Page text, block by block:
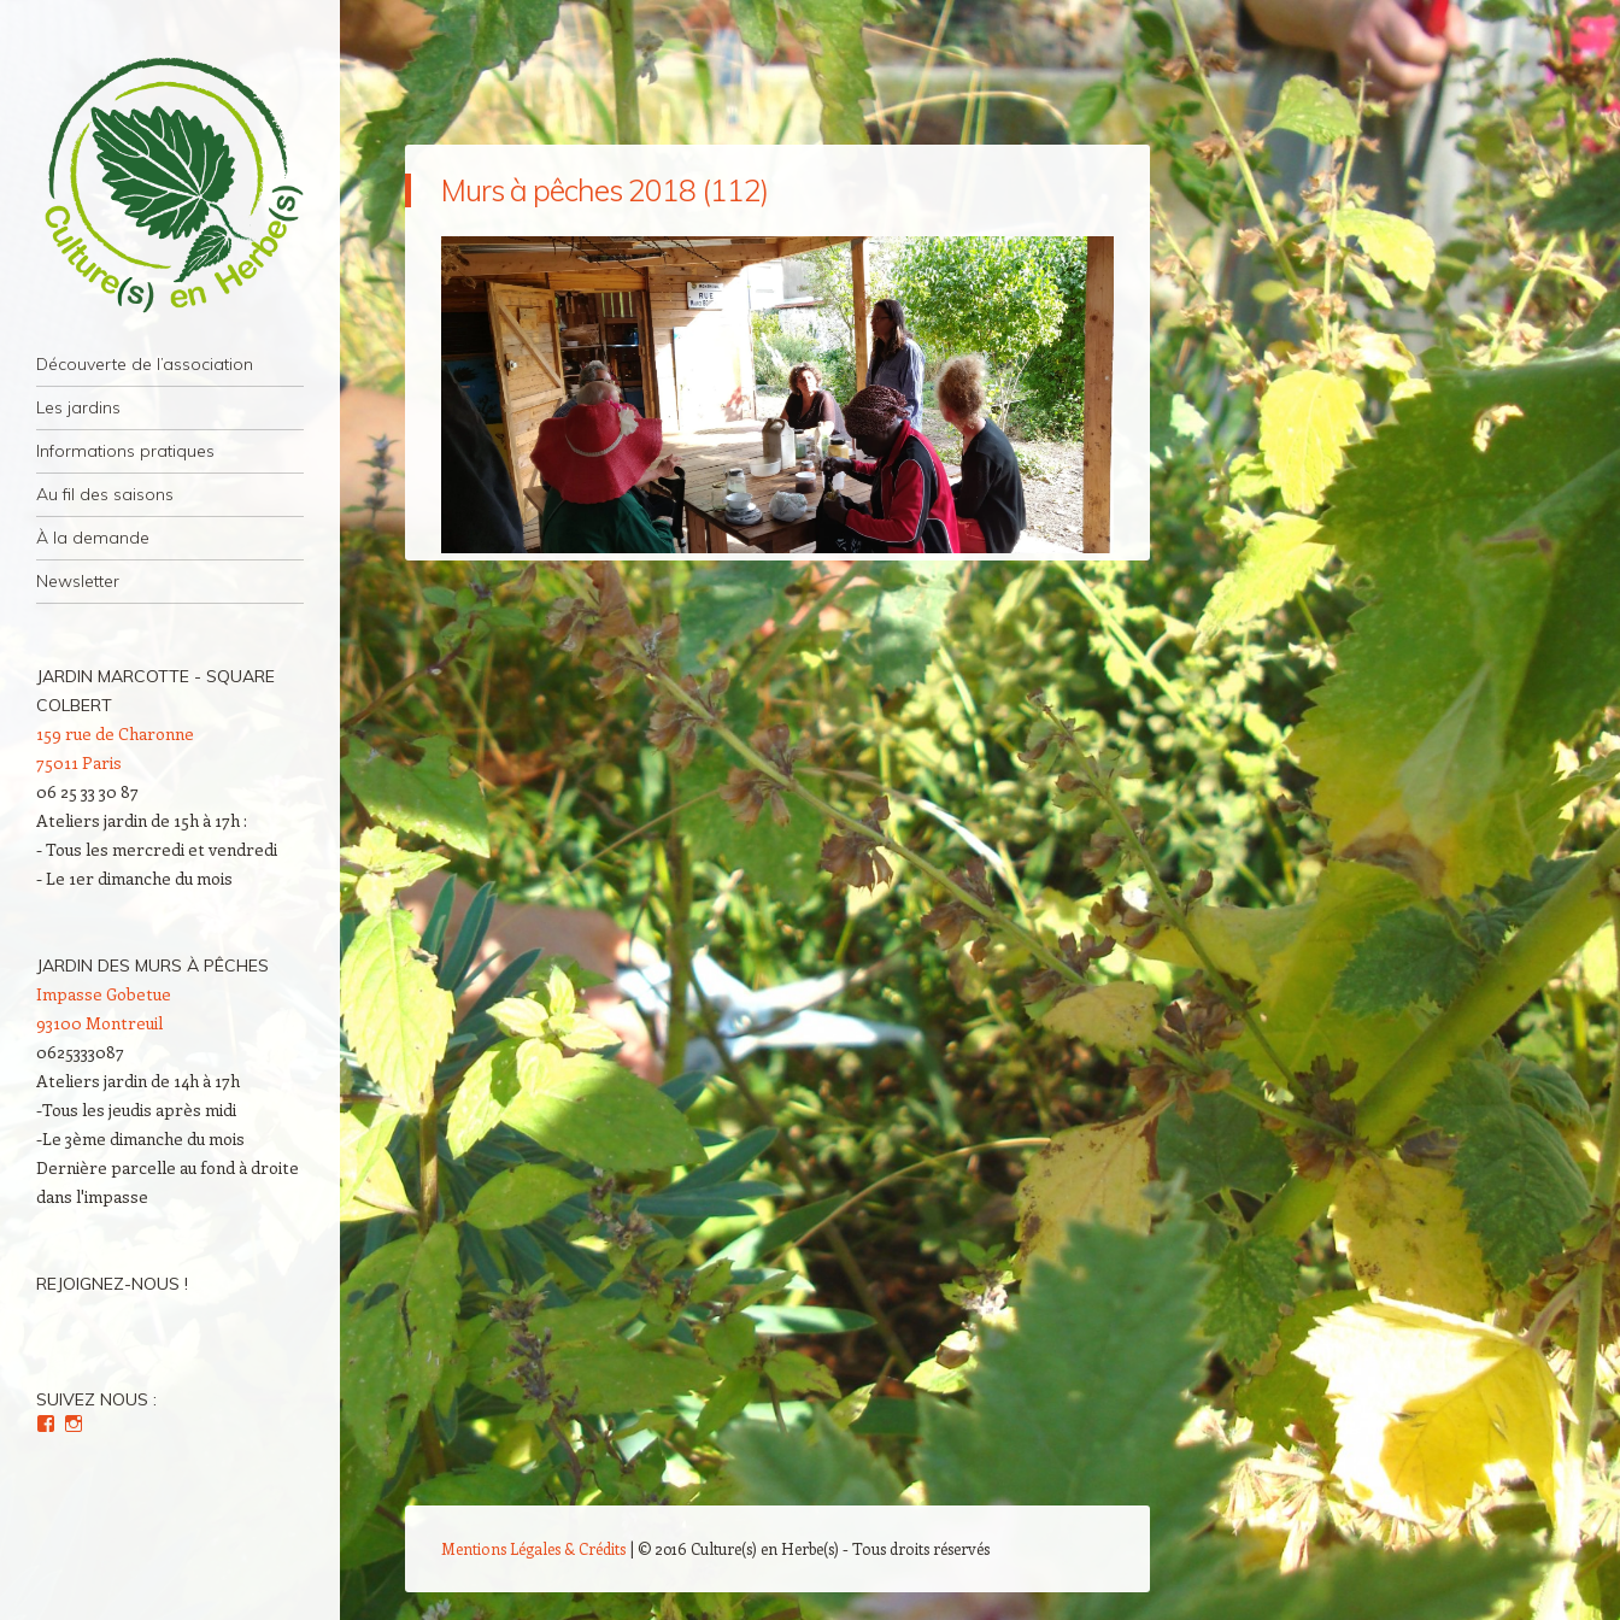
Culture(s) en Herbe(s)
Association Culture(s) en Herbe(s) – Paris
11éme
Navigation
Aller au contenu principal
Découverte de l’association
Les jardins
Informations pratiques
Au fil des saisons
À la demande
Newsletter
Murs à pêches 2018 (112)
JARDIN MARCOTTE - SQUARE
COLBERT
159 rue de Charonne
75011 Paris
06 25 33 30 87
Ateliers jardin de 15h à 17h :
- Tous les mercredi et vendredi
- Le 1er dimanche du mois
JARDIN DES MURS À PÊCHES
Impasse Gobetue
93100 Montreuil
0625333087
Ateliers jardin de 14h à 17h
-Tous les jeudis après midi
-Le 3ème dimanche du mois
Dernière parcelle au fond à droite
dans l'impasse
REJOIGNEZ-NOUS !
SUIVEZ NOUS :
Voir
Mentions Légales & Crédits | © 2016 Culture(s) en Herbe(s) - Tous droits réservés